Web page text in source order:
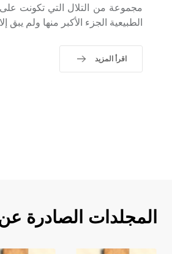
الطبيعية الجزء الأكبر منها ولم يبق إلا التل الرئيس
اقرأ المزيد
المجلدات الصادرة